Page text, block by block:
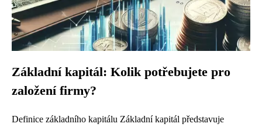
Základní kapitál: Kolik potřebujete pro
založení firmy?
Definice základního kapitálu Základní kapitál představuje